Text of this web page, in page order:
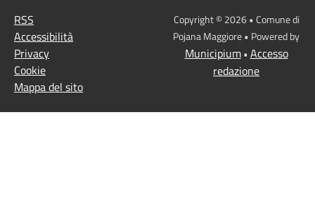
RSS
Accessibilità
Privacy
Cookie
Mappa del sito
Copyright © 2026 • Comune di
Pojana Maggiore • Powered by
Municipium• Accesso
redazione